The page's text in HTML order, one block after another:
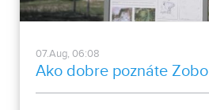
07.Aug, 06:08
Ako dobre poznáte